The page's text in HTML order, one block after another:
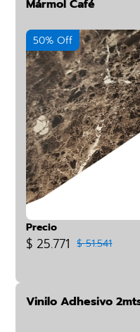
Mármol Café
50% Off
Precio
$ 25.771 $ 51.541
Vinilo Adhesivo